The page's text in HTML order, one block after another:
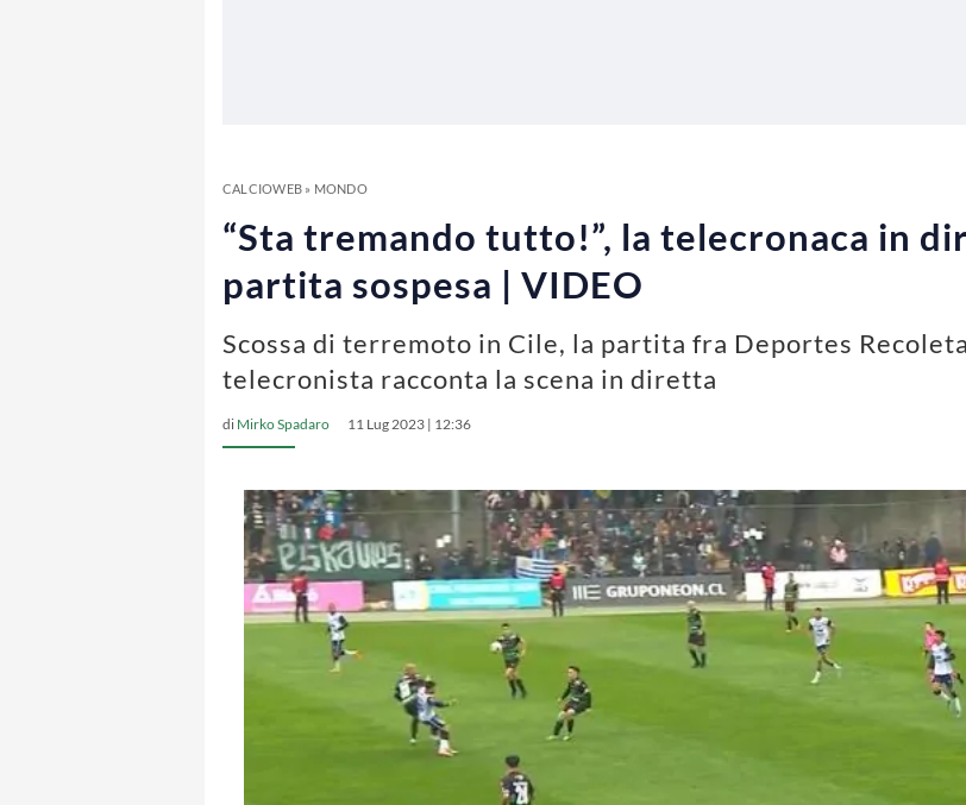
CALCIOWEB» MONDO
“Sta tremando tutto!”, la telecronaca in
partita sospesa | VIDEO
Scossa di terremoto in Cile, la partita fra Deportes
telecronista racconta la scena in diretta
di Mirko Spadaro 11 Lug 2023 | 12:36